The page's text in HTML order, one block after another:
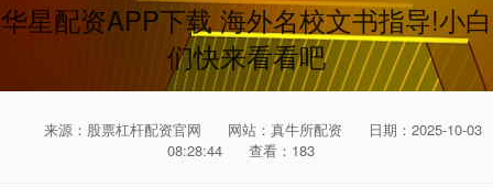
华星配资APP下载 海外名校文书指导!小白
们快来看看吧
来源：股票杠杆配资官网 网站：真牛所配资
日期：2025-10-03
08:28:44
查看：183